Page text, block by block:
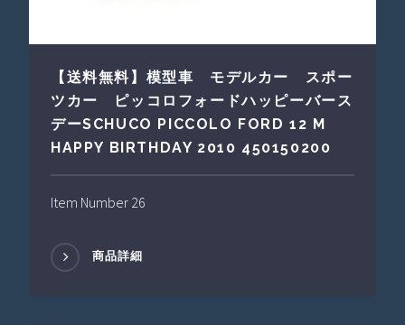
【送料無料】模型車 モデルカー スポー
ツカー ピッコロフォードハッピーバース
デーSCHUCO PICCOLO FORD 12 M
HAPPY BIRTHDAY 2010 450150200
Item Number 26
商品詳細